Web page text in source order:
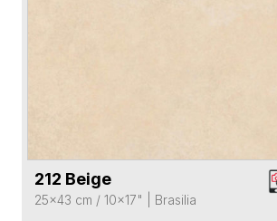
VER FICHA DEL PRODUCTO
212 Beige
25x43 cm / 10x17" Brasilia